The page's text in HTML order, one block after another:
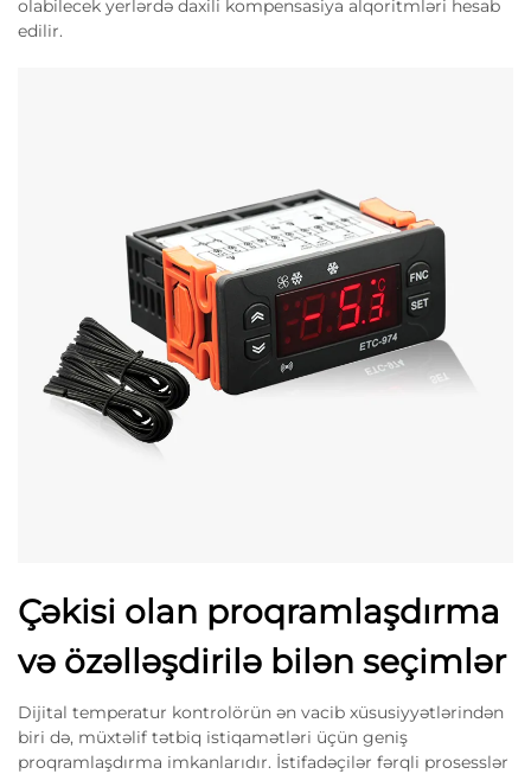
olabilecek yerlərdə daxili kompensasiya alqoritmləri hesab
edilir.
Çəkisi olan proqramlaşdırma
və özəlləşdirilə bilən seçimlər
Dijital temperatur kontrolörün ən vacib xüsusiyyətlərindən
biri də, müxtəlif tətbiq istiqamətləri üçün geniş
proqramlaşdırma imkanlarıdır. İstifadəçilər fərqli prosesslər